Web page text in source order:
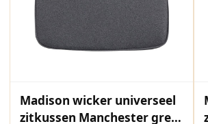
Madison wicker universeel
zitkussen Manchester grey